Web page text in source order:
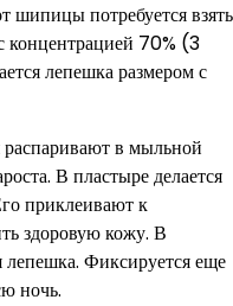
шипицы потребуется взять
концентрацией 70% (3
лепешка размером с
в мыльной
В пластыре делается
приклеивают к
здоровую кожу. В
лепешка. Фиксируется еще
ночь.